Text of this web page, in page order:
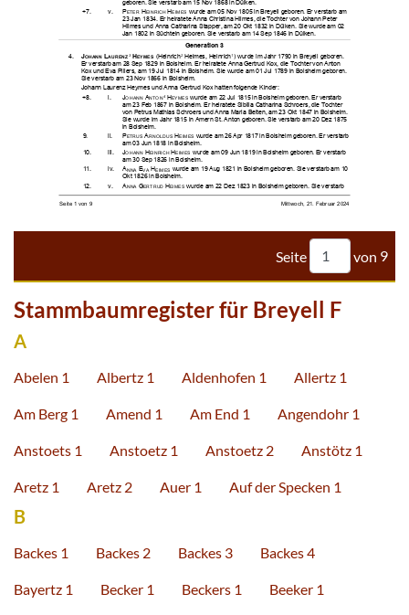
       

     






       




     





     


     



      



Seite von 9
Stammbaumregister für Breyell F
A
Abelen 1 Albertz 1 Aldenhofen 1 Allertz 1
Am Berg 1 Amend 1 Am End 1 Angendohr 1
Anstoets 1 Anstoetz 1 Anstoetz 2 Anstötz 1
Aretz 1 Aretz 2 Auer 1 Auf der Specken 1
B
Backes 1 Backes 2 Backes 3 Backes 4
Bayertz 1 Becker 1 Beckers 1 Beeker 1